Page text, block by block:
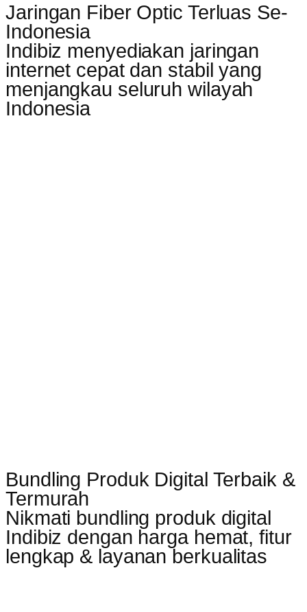
Jaringan Fiber Optic Terluas Se-
Indonesia
Indibiz menyediakan jaringan
internet cepat dan stabil yang
menjangkau seluruh wilayah
Indonesia
Bundling Produk Digital Terbaik &
Termurah
Nikmati bundling produk digital
Indibiz dengan harga hemat, fitur
lengkap & layanan berkualitas